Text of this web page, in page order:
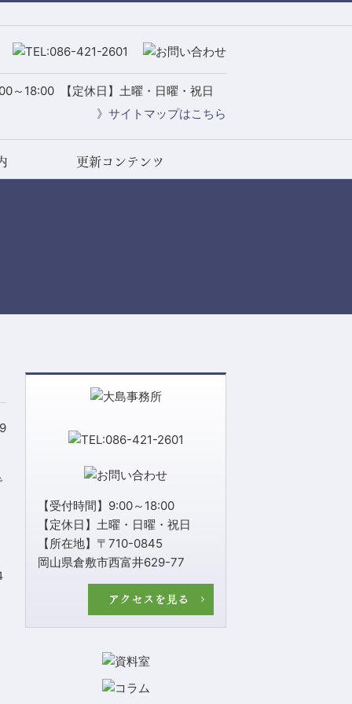
～18:00
【定休日】土曜・日曜・祝日
》サイトマップはこちら
更新コンテンツ
【受付時間】9:00～18:00
【定休日】土曜・日曜・祝日
【所在地】〒710-0845
岡山県倉敷市西富井629-77